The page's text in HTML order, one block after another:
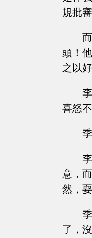
規批
頭！
之以
喜怒
意，
然，
了，